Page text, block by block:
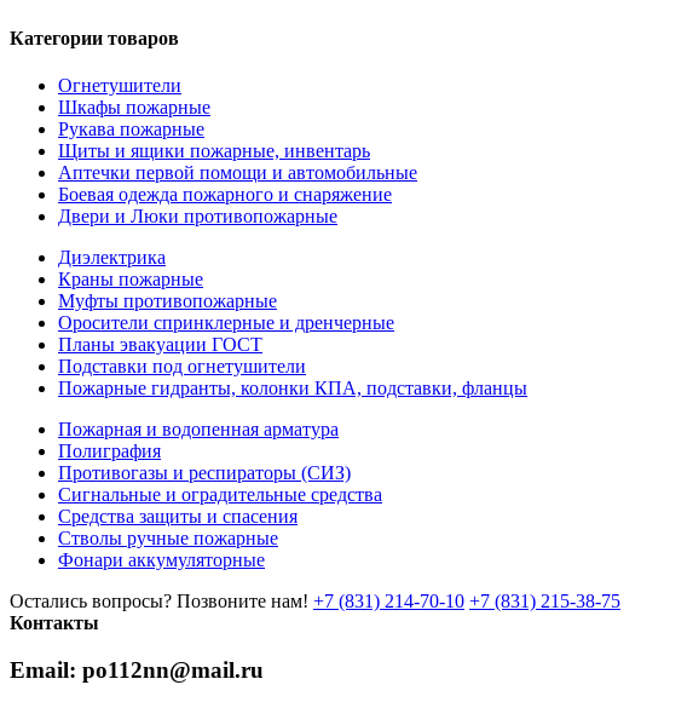
Категории товаров
Огнетушители
Шкафы пожарные
Рукава пожарные
Щиты и ящики пожарные, инвентарь
Аптечки первой помощи и автомобильные
Боевая одежда пожарного и снаряжение
Двери и Люки противопожарные
Диэлектрика
Краны пожарные
Муфты противопожарные
Оросители спринклерные и дренчерные
Планы эвакуации ГОСТ
Подставки под огнетушители
Пожарные гидранты, колонки КПА, подставки, фланцы
Пожарная и водопенная арматура
Полиграфия
Противогазы и респираторы (СИЗ)
Сигнальные и оградительные средства
Средства защиты и спасения
Стволы ручные пожарные
Фонари аккумуляторные
Остались вопросы? Позвоните нам! +7 (831) 214-70-10 +7 (831) 215-38-75
Контакты
Email: po112nn@mail.ru